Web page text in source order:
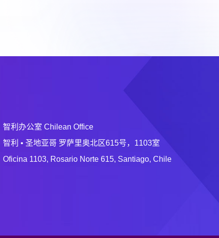
智利办公室 Chilean Office
智利 • 圣地亚哥 罗萨里奥北区615号，1103室
Oficina 1103, Rosario Norte 615, Santiago, Chile